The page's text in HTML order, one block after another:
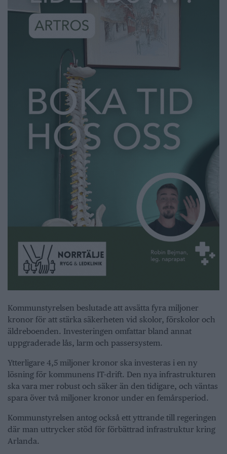
Kommunstyrelsen beslutade att avsätta fyra miljoner
kronor för att stärka säkerheten vid skolor, förskolor och
äldreboenden. Investeringen omfattar bland annat
uppgraderade lås, larm och passersystem.
Ytterligare 4,5 miljoner kronor ska investeras i en ny
lösning för kommunens IT-drift. Den nya infrastrukturen
ska vara mer robust och säker än den tidigare, och väntas
spara över två miljoner kronor under en femårsperiod.
Kommunstyrelsen antog också ett yttrande till regeringen
där man uttrycker stöd för förbättrad infrastruktur kring
Arlanda.